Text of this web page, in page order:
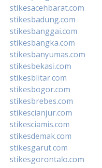
stikesacehbarat.com
stikesbadung.com
stikesbanggai.com
stikesbangka.com
stikesbanyumas.com
stikesbekasi.com
stikesblitar.com
stikesbogor.com
stikesbrebes.com
stikescianjur.com
stikesciamis.com
stikesdemak.com
stikesgarut.com
stikesgorontalo.com